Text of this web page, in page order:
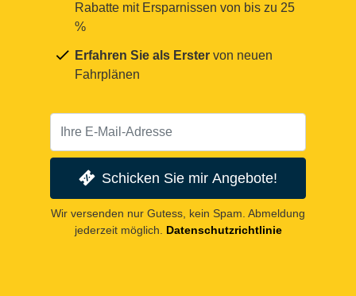
Rabatte mit Ersparnissen von bis zu 25
%
Erfahren Sie als Erster von neuen
Fahrplänen
Schicken Sie mir Angebote!
Wir versenden nur Gutess, kein Spam. Abmeldung
jederzeit möglich.
Datenschutzrichtlinie